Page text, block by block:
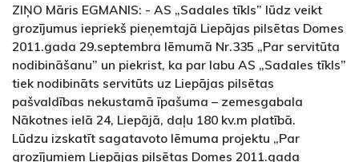
ZIŅO Māris EGMANIS: - AS „Sadales tīkls” lūdz veikt
grozījumus iepriekš pieņemtajā Liepājas pilsētas Domes
2011.gada 29.septembra lēmumā Nr.335 „Par servitūta
nodibināšanu” un piekrist, ka par labu AS „Sadales tīkls”
tiek nodibināts servitūts uz Liepājas pilsētas
pašvaldības nekustamā īpašuma – zemesgabala
Nākotnes ielā 24, Liepājā, daļu 180 kv.m platībā.
Lūdzu izskatīt sagatavoto lēmuma projektu „Par
grozījumiem Liepājas pilsētas Domes 2011.gada